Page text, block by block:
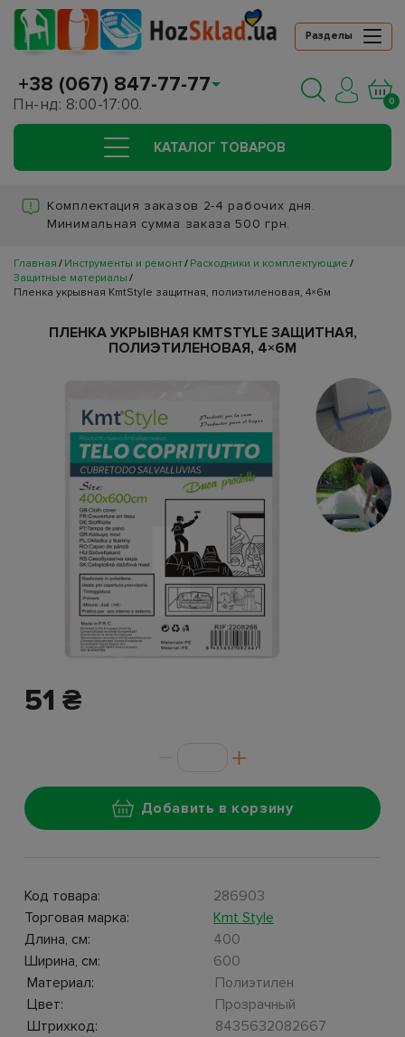
Разделы
+38 (067) 847-77-77
Пн-нд: 8:00-17:00. 0
КАТАЛОГ ТОВАРОВ
Комплектация заказов 2-4 рабочих дня.
Минимальная сумма заказа 500 грн.
Главная Инструменты и ремонт Расходники и комплектующие
Защитные материалы
Пленка укрывная KmtStyle защитная, полиэтиленовая, 4×6м
ПЛЕНКА УКРЫВНАЯ KMTSTYLE ЗАЩИТНАЯ,
ПОЛИЭТИЛЕНОВАЯ, 4×6М
51 ₴
Добавить в корзину
Код товара:
286903
Торговая марка:
Kmt Style
Длина, см:
400
Ширина, см:
600
Материал:
Полиэтилен
Цвет:
Прозрачный
Штрихкод:
8435632082667